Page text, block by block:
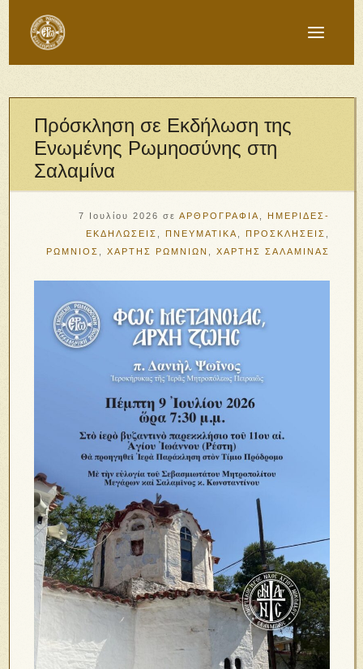
Πρόσκληση σε Εκδήλωση της
Ενωμένης Ρωμηοσύνης στη
Σαλαμίνα
7 Ιουλίου 2026 σε ΑΡΘΡΟΓΡΑΦΙΑ
ΗΜΕΡΙΔΕΣ-
ΕΚΔΗΛΩΣΕΙΣ
ΠΝΕΥΜΑΤΙΚΑ ΠΡΟΣΚΛΗΣΕΙΣ
ΡΩΜΝΙΟΣ
ΧΑΡΤΗΣ ΡΩΜΝΙΩΝ ΧΑΡΤΗΣ ΣΑΛΑΜΙΝΑΣ